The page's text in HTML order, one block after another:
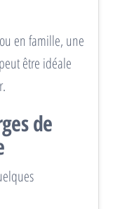
en famille, une
être idéale
de